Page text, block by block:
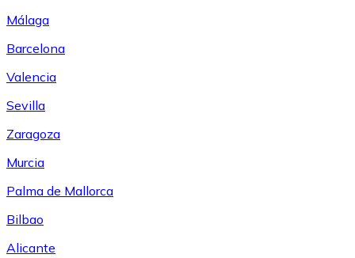
Málaga
Barcelona
Valencia
Sevilla
Zaragoza
Murcia
Palma de Mallorca
Bilbao
Alicante